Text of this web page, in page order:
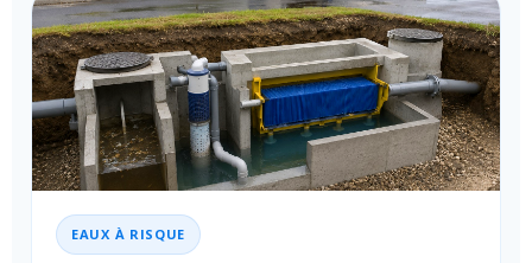
EAUX À RISQUE